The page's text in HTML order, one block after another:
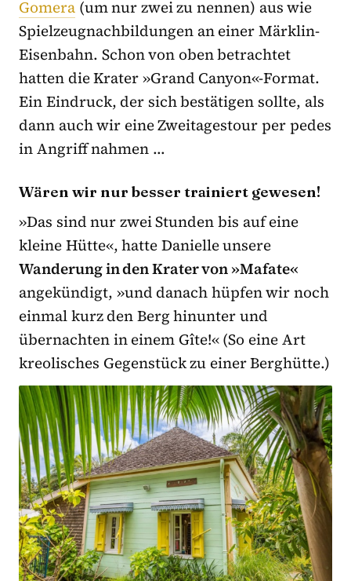
Gomera (um nur zwei zu nennen) aus wie
Spielzeugnachbildungen an einer Märklin-
Eisenbahn. Schon von oben betrachtet
hatten die Krater »Grand Canyon«-Format.
Ein Eindruck, der sich bestätigen sollte, als
dann auch wir eine Zweitagestour per pedes
in Angriff nahmen …
Wären wir nur besser trainiert gewesen!
»Das sind nur zwei Stunden bis auf eine
kleine Hütte«, hatte Danielle unsere
Wanderung in den Krater von »Mafate«
angekündigt, »und danach hüpfen wir noch
einmal kurz den Berg hinunter und
übernachten in einem Gîte!« (So eine Art
kreolisches Gegenstück zu einer Berghütte.)